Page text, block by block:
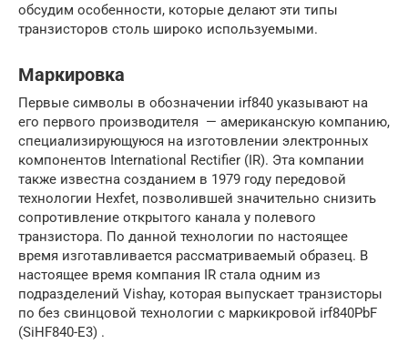
обсудим особенности, которые делают эти типы
транзисторов столь широко используемыми.
Маркировка
Первые символы в обозначении irf840 указывают на
его первого производителя — американскую компанию,
специализирующуюся на изготовлении электронных
компонентов International Rectifier (IR). Эта компании
также известна созданием в 1979 году передовой
технологии Hexfet, позволившей значительно снизить
сопротивление открытого канала у полевого
транзистора. По данной технологии по настоящее
время изготавливается рассматриваемый образец. В
настоящее время компания IR стала одним из
подразделений Vishay, которая выпускает транзисторы
по без свинцовой технологии с маркикровой irf840PbF
(SiHF840-E3) .